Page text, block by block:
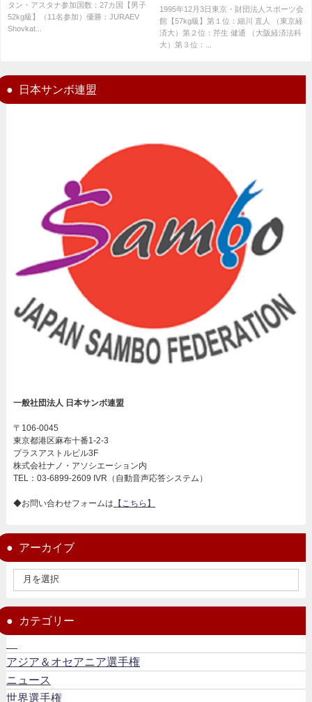
タン・アスタナ参加国数：27カ国【男子
52kg級】（11名参加）優勝：JURAEV
Shovkat...
1995年12月3日東京・財団法人スポーツ会
館【57kg級】第１位：細川 直人 （東京経
済大）第２位：芹生 健通 （大阪経済法科
大）第３位：...
日本サンボ連盟
一般社団法人 日本サンボ連盟
〒106-0045
東京都港区麻布十番1-2-3
プラスアストルビル3F
株式会社ナノ・アソシエーション内
TEL：03-6899-2609 IVR（自動音声応答システム）
◆お問い合わせフォームは 【こちら】
アーカイブ
カテゴリー
アジア＆オセアニア選手権
ニュース
世界選手権